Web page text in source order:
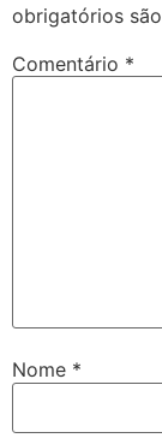
obrigatórios
Comentário *
Nome *